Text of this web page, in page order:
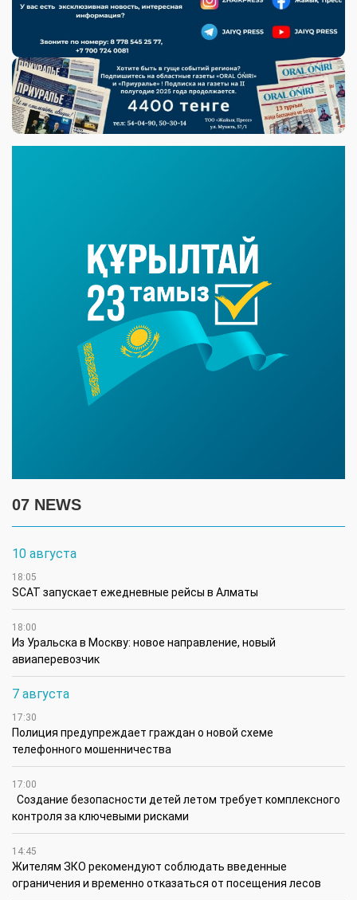
07 NEWS
10 августа
18:05
SCAT запускает ежедневные рейсы в Алматы
18:00
Из Уральска в Москву: новое направление, новый
авиаперевозчик
7 августа
17:30
Полиция предупреждает граждан о новой схеме
телефонного мошенничества
17:00
Создание безопасности детей летом требует комплексного
контроля за ключевыми рисками
14:45
Жителям ЗКО рекомендуют соблюдать введенные
ограничения и временно отказаться от посещения лесов